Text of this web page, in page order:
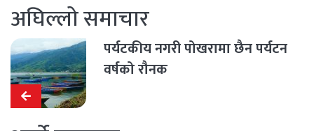
अघिल्लो समाचार
पर्यटकीय नगरी पोखरामा छैन पर्यटन
वर्षको रौनक